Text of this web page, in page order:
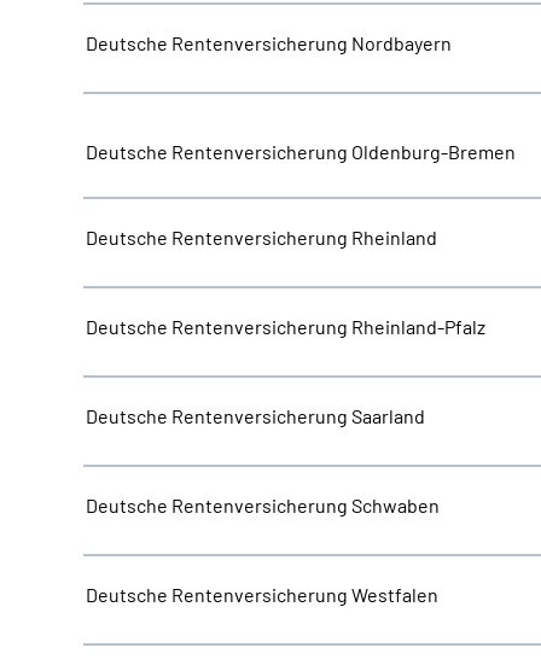
Deutsche Rentenversicherung Nordbayern
Deutsche Rentenversicherung Oldenburg-Bremen
Deutsche Rentenversicherung Rheinland
Deutsche Rentenversicherung Rheinland-Pfalz
Deutsche Rentenversicherung Saarland
Deutsche Rentenversicherung Schwaben
Deutsche Rentenversicherung Westfalen